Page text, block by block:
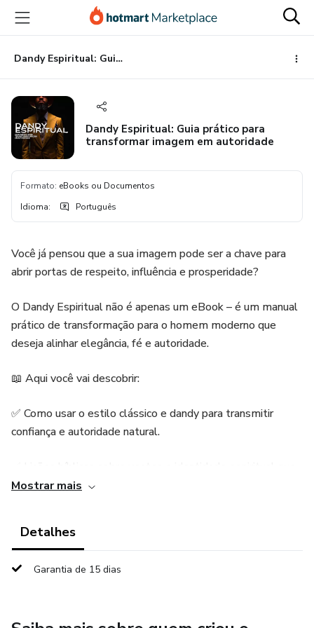
para
conteúdo
principal
para
pagamento
para
rodapé
Dandy Espiritual: Guia prático para transformar imagem em autoridade
Dandy Espiritual: Guia prático para
transformar imagem em autoridade
Formato: eBooks ou Documentos
Idioma: Português
Você já pensou que a sua imagem pode ser a chave para
abrir portas de respeito, influência e prosperidade?
O Dandy Espiritual não é apenas um eBook – é um manual
prático de transformação para o homem moderno que
deseja alinhar elegância, fé e autoridade.
📖 Aqui você vai descobrir:
✅ Como usar o estilo clássico e dandy para transmitir
confiança e autoridade natural.
vão muito além da moda.
desafios de transformação.
✅ Segredos de grooming, etiqueta e postura para se
Mostrar mais
Detalhes
Garantia de 15 dias